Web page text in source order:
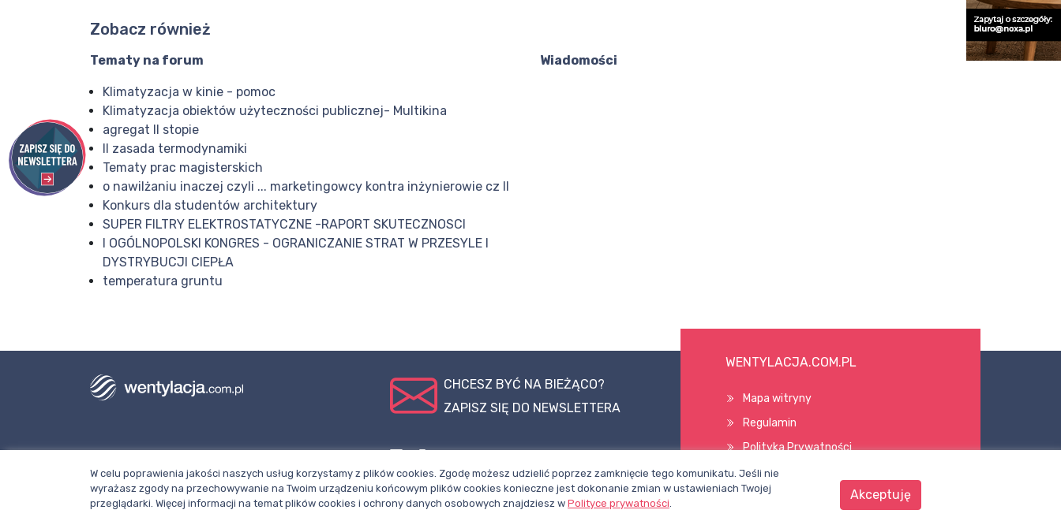
Zobacz również
Tematy na forum
Klimatyzacja w kinie - pomoc
Klimatyzacja obiektów użyteczności publicznej- Multikina
agregat II stopie
II zasada termodynamiki
Tematy prac magisterskich
o nawilżaniu inaczej czyli ... marketingowcy kontra inżynierowie cz II
Konkurs dla studentów architektury
SUPER FILTRY ELEKTROSTATYCZNE -RAPORT SKUTECZNOSCI
I OGÓLNOPOLSKI KONGRES - OGRANICZANIE STRAT W PRZESYLE I
DYSTRYBUCJI CIEPŁA
temperatura gruntu
Wiadomości
CHCESZ BYĆ NA BIEŻĄCO?
ZAPISZ SIĘ DO NEWSLETTERA
Telefon: +48 781 000 084
Napisz do nas
X
profil na
Facebooku
WENTYLACJA.COM.PL
Mapa witryny
Regulamin
Polityka Prywatności
Pomoc
W celu poprawienia jakości naszych usług korzystamy z plików cookies. Zgodę możesz udzielić poprzez zamknięcie tego komunikatu. Jeśli nie
wyrażasz zgody na przechowywanie na Twoim urządzeniu końcowym plików cookies konieczne jest dokonanie zmian w ustawieniach Twojej
przeglądarki. Więcej informacji na temat plików cookies i ochrony danych osobowych znajdziesz w Polityce prywatności.
Akceptuję